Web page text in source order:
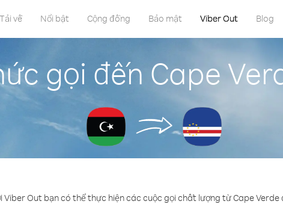
Tải về Nổi bật Cộng đồng Bảo mật Viber Out Blog
gọi đến Cape
Viber Out bạn có thể thực hiện các cuộc gọi chất lượng từ Cape Verde